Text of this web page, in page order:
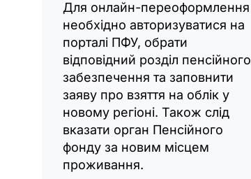
Для онлайн-переоформлення
необхідно авторизуватися на
порталі ПФУ, обрати
відповідний розділ пенсійного
забезпечення та заповнити
заяву про взяття на облік у
новому регіоні. Також слід
вказати орган Пенсійного
фонду за новим місцем
проживання.